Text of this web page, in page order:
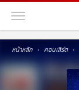
หน้าหลัก คอนเสิร์ต